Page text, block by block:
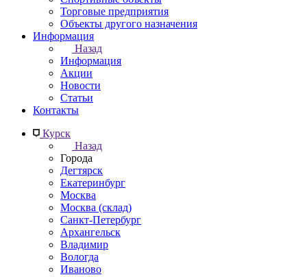
Торговые предприятия
Объекты другого назначения
Информация
Назад
Информация
Акции
Новости
Статьи
Контакты
Курск
Назад
Города
Дегтярск
Екатеринбург
Москва
Москва (склад)
Санкт-Петербург
Архангельск
Владимир
Вологда
Иваново